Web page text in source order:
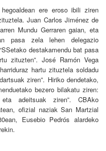
ere eroso ibili ziren
Juan Carlos Jiménez de
Mundu Gerraren gaian, eta
pasa zela lehen delegazio
destakamendu bat pasa
zituzten”. José Ramón Vega
hartu zituztela soldadu
ziren”. Hiriko dendetako,
bezero bilakatu ziren:
adeitsuak ziren”. CBAko
ofizial naziak San Martzial
Eusebio Pedrós alardeko